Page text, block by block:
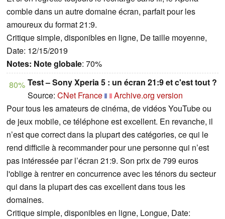
comble dans un autre domaine écran, parfait pour les
amoureux du format 21:9.
Critique simple, disponibles en ligne, De taille moyenne,
Date: 12/15/2019
Notes: Note globale: 70%
80% Test – Sony Xperia 5 : un écran 21:9 et c'est tout ?
Source: CNet France
Archive.org version
Pour tous les amateurs de cinéma, de vidéos YouTube ou
de jeux mobile, ce téléphone est excellent. En revanche, il
n’est que correct dans la plupart des catégories, ce qui le
rend difficile à recommander pour une personne qui n’est
pas intéressée par l’écran 21:9. Son prix de 799 euros
l'oblige à rentrer en concurrence avec les ténors du secteur
qui dans la plupart des cas excellent dans tous les
domaines.
Critique simple, disponibles en ligne, Longue, Date: